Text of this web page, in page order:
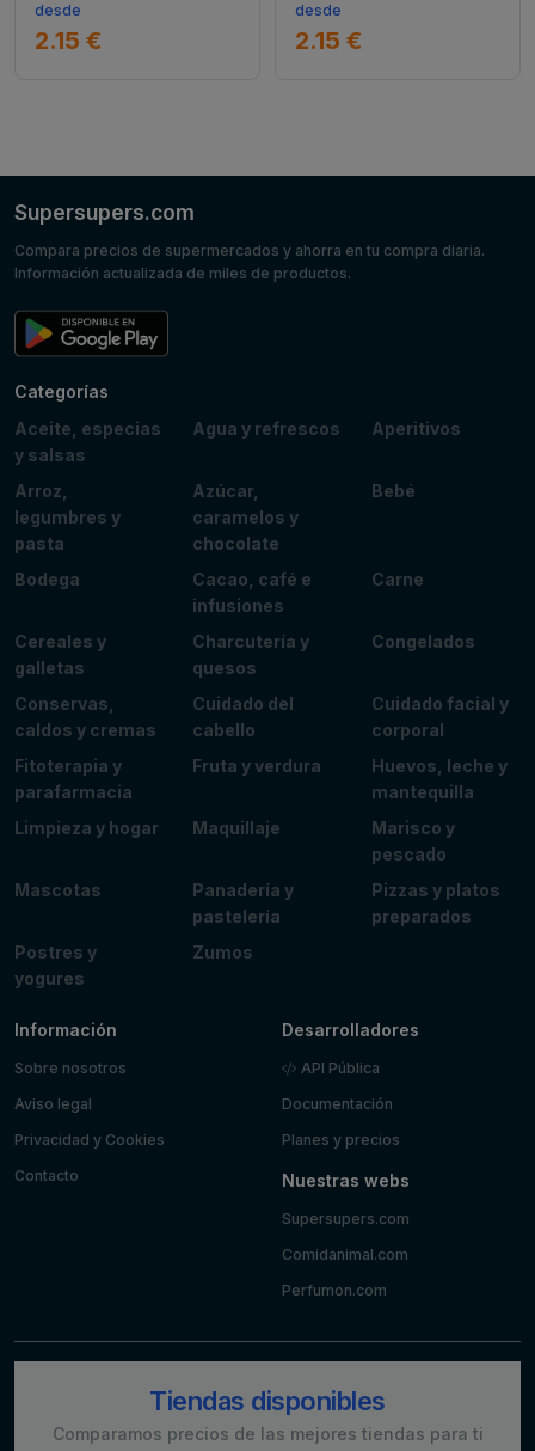
desde
2.15 €
desde
2.15 €
Supersupers.com
Compara precios de supermercados y ahorra en tu compra diaria.
Información actualizada de miles de productos.
Categorías
Aceite, especias
y salsas
Agua y refrescos Aperitivos
Arroz,
legumbres y
pasta
Azúcar,
caramelos y
chocolate
Bebé
Bodega
Cacao, café e
infusiones
Carne
Cereales y
galletas
Charcutería y
quesos
Congelados
Conservas,
caldos y cremas
Cuidado del
cabello
Cuidado facial y
corporal
Fitoterapia y
parafarmacia
Fruta y verdura
Huevos, leche y
mantequilla
Limpieza y hogar
Maquillaje
Marisco y
pescado
Mascotas
Panadería y
pastelería
Pizzas y platos
preparados
Postres y
yogures
Zumos
Información
Sobre nosotros
Aviso legal
Privacidad y Cookies
Contacto
Desarrolladores
API Pública
Documentación
Planes y precios
Nuestras webs
Supersupers.com
Comidanimal.com
Perfumon.com
Tiendas disponibles
Comparamos precios de las mejores tiendas para ti